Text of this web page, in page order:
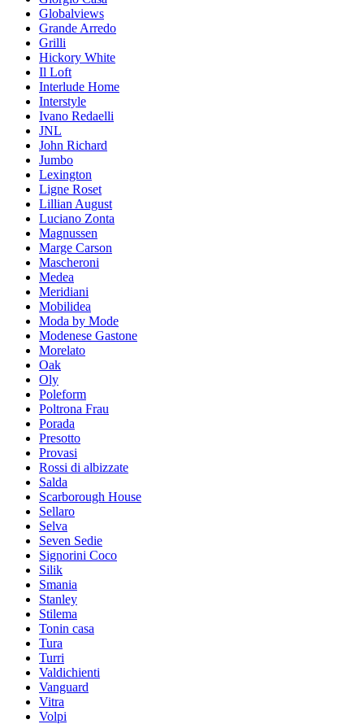
Globalviews
Grande Arredo
Grilli
Hickory White
Il Loft
Interlude Home
Interstyle
Ivano Redaelli
JNL
John Richard
Jumbo
Lexington
Ligne Roset
Lillian August
Luciano Zonta
Magnussen
Marge Carson
Mascheroni
Medea
Meridiani
Mobilidea
Moda by Mode
Modenese Gastone
Morelato
Oak
Oly
Poleform
Poltrona Frau
Porada
Presotto
Provasi
Rossi di albizzate
Salda
Scarborough House
Sellaro
Selva
Seven Sedie
Signorini Coco
Silik
Smania
Stanley
Stilema
Tonin casa
Tura
Turri
Valdichienti
Vanguard
Vitra
Volpi